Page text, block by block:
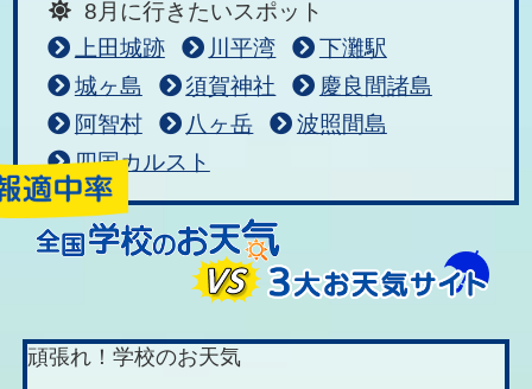
8月に行きたいスポット
上田城跡
川平湾
下灘駅
城ヶ島
須賀神社
慶良間諸島
阿智村
八ヶ岳
波照間島
四国カルスト
頑張れ！学校のお天気